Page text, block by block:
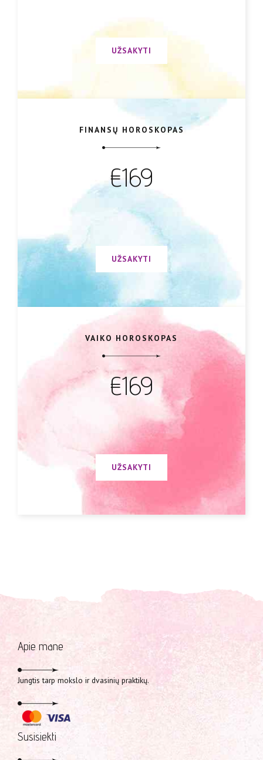
UŽSAKYTI
FINANSŲ HOROSKOPAS
€169
UŽSAKYTI
VAIKO HOROSKOPAS
€169
UŽSAKYTI
Apie mane
Jungtis tarp mokslo ir dvasinių praktikų.
Susisiekti